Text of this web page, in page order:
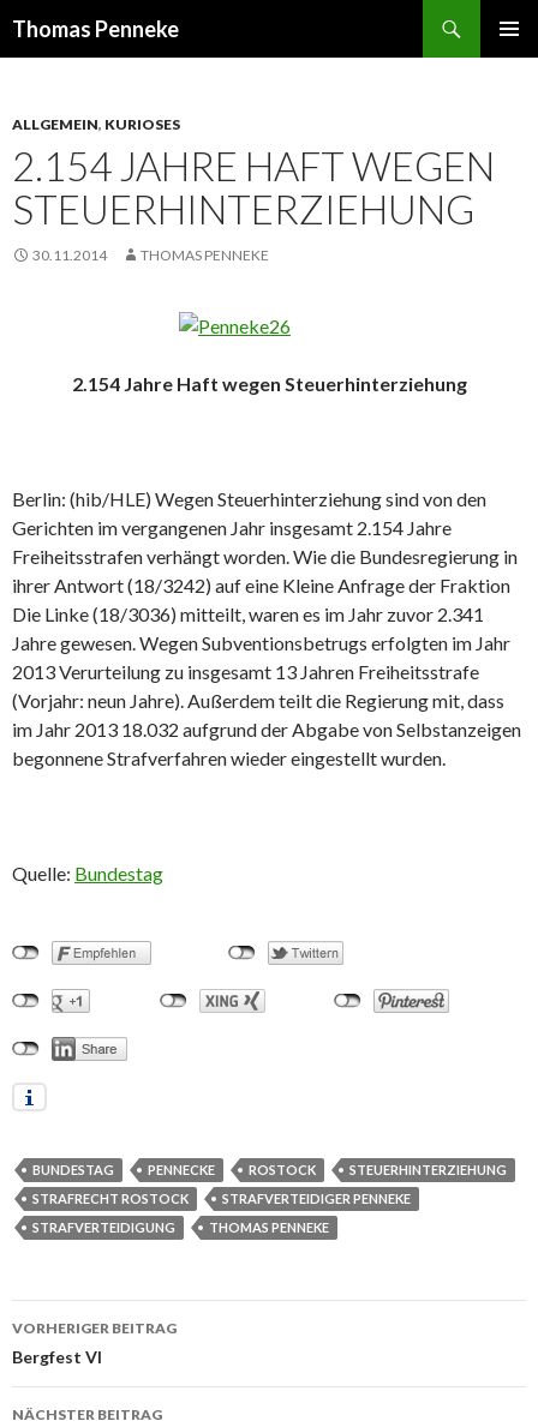
Thomas Penneke
ALLGEMEIN, KURIOSES
2.154 JAHRE HAFT WEGEN
STEUERHINTERZIEHUNG
30.11.2014 THOMAS PENNEKE
2.154 Jahre Haft wegen Steuerhinterziehung
Berlin: (hib/HLE) Wegen Steuerhinterziehung sind von den
Gerichten im vergangenen Jahr insgesamt 2.154 Jahre
Freiheitsstrafen verhängt worden. Wie die Bundesregierung in
ihrer Antwort (18/3242) auf eine Kleine Anfrage der Fraktion
Die Linke (18/3036) mitteilt, waren es im Jahr zuvor 2.341
Jahre gewesen. Wegen Subventionsbetrugs erfolgten im Jahr
2013 Verurteilung zu insgesamt 13 Jahren Freiheitsstrafe
(Vorjahr: neun Jahre). Außerdem teilt die Regierung mit, dass
im Jahr 2013 18.032 aufgrund der Abgabe von Selbstanzeigen
begonnene Strafverfahren wieder eingestellt wurden.
Quelle: Bundestag
BUNDESTAG PENNECKE ROSTOCK
STEUERHINTERZIEHUNG
STRAFRECHT ROSTOCK
STRAFVERTEIDIGER PENNEKE
STRAFVERTEIDIGUNG
THOMAS PENNEKE
Beitrags-
Navigation
VORHERIGER BEITRAG
Bergfest VI
NÄCHSTER BEITRAG